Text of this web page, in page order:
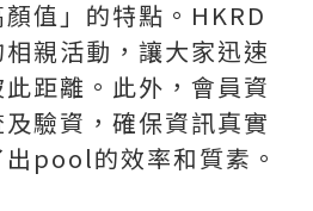
值」的特點。HKRD
親活動，讓大家迅速
距離。此外，會員資
驗資，確保資訊真實
pool的效率和質素。